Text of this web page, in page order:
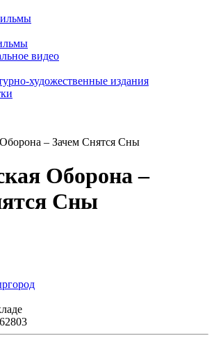
видео
художественные издания
‎– Зачем Снятся Сны
Оборона ‎–
Сны